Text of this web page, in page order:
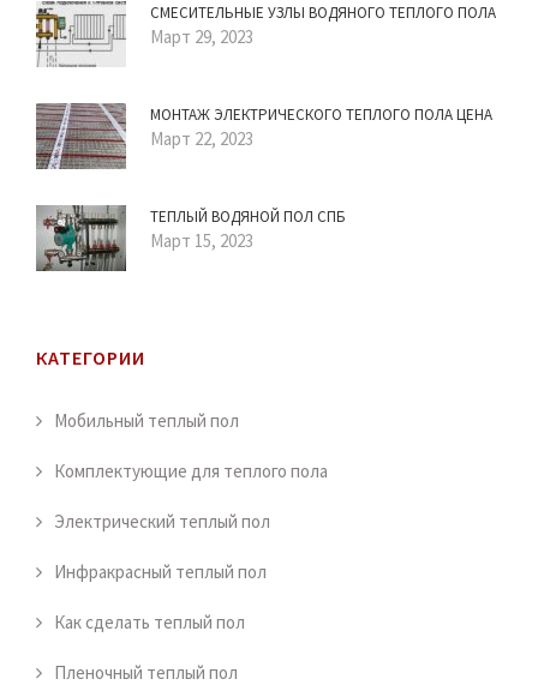
СМЕСИТЕЛЬНЫЕ УЗЛЫ ВОДЯНОГО ТЕПЛОГО ПОЛА
Март 29, 2023
МОНТАЖ ЭЛЕКТРИЧЕСКОГО ТЕПЛОГО ПОЛА ЦЕНА
Март 22, 2023
ТЕПЛЫЙ ВОДЯНОЙ ПОЛ СПБ
Март 15, 2023
КАТЕГОРИИ
Мобильный теплый пол
Комплектующие для теплого пола
Электрический теплый пол
Инфракрасный теплый пол
Как сделать теплый пол
Пленочный теплый пол